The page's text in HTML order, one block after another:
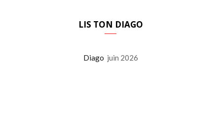
LIS TON DIAGO
Diago juin 2026